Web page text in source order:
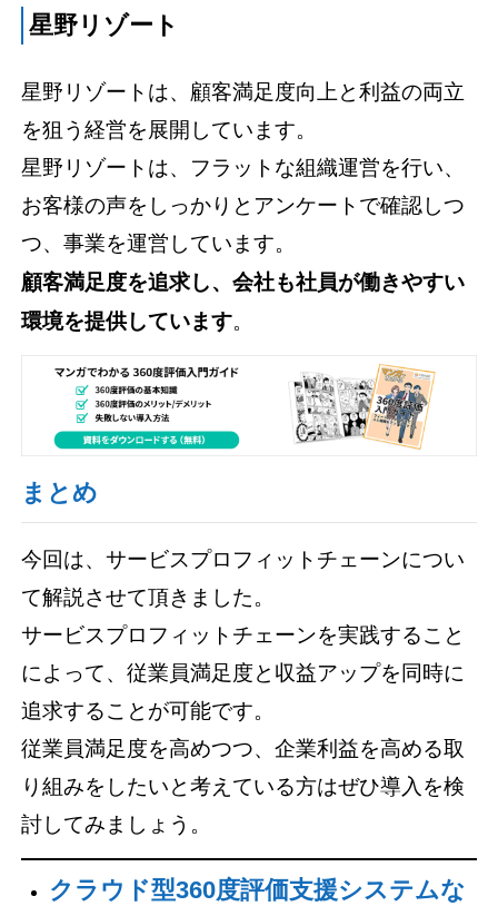
星野リゾート
星野リゾートは、顧客満足度向上と利益の両立
を狙う経営を展開しています。
星野リゾートは、フラットな組織運営を行い、
お客様の声をしっかりとアンケートで確認しつ
つ、事業を運営しています。
顧客満足度を追求し、会社も社員が働きやすい
環境を提供しています。
まとめ
今回は、サービスプロフィットチェーンについ
て解説させて頂きました。
サービスプロフィットチェーンを実践すること
によって、従業員満足度と収益アップを同時に
追求することが可能です。
従業員満足度を高めつつ、企業利益を高める取
り組みをしたいと考えている方はぜひ導入を検
討してみましょう。
クラウド型360度評価支援システムな